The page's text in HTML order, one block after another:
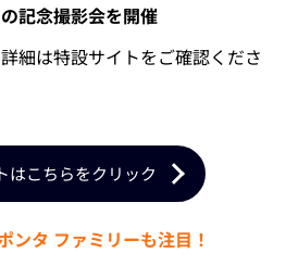
記念撮影会を開催
細は特設サイトをご確認くださ
はこちらをクリック
タ ファミリーも注目！